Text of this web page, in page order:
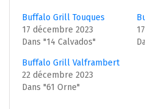
Buffalo Grill Touques
17 décembre 2023
Dans "14 Calvados"
Buffalo Grill Valframbert
22 décembre 2023
Dans "61 Orne"